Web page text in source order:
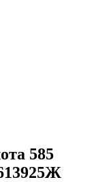
585